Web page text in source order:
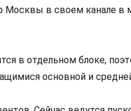
Москвы в своем канале в
в отдельном блоке,
основной и